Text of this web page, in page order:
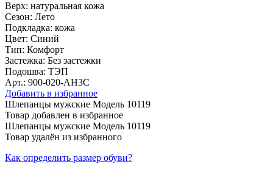
Верх: натуральная кожа
Сезон: Лето
Подкладка: кожа
Цвет: Синий
Тип: Комфорт
Застежка: Без застежки
Подошва: ТЭП
Арт.: 900-020-AH3C
Добавить в избранное
Шлепанцы мужские Модель 10119
Товар добавлен в избранное
Шлепанцы мужские Модель 10119
Товар удалён из избранного
Как определить размер обуви?